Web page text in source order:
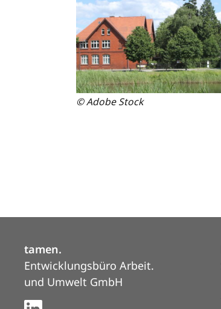
© Adobe Stock
tamen.
Entwicklungsbüro Arbeit.
und Umwelt GmbH